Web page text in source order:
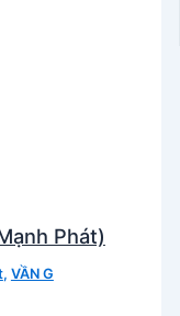
Phát)
, VẦN G